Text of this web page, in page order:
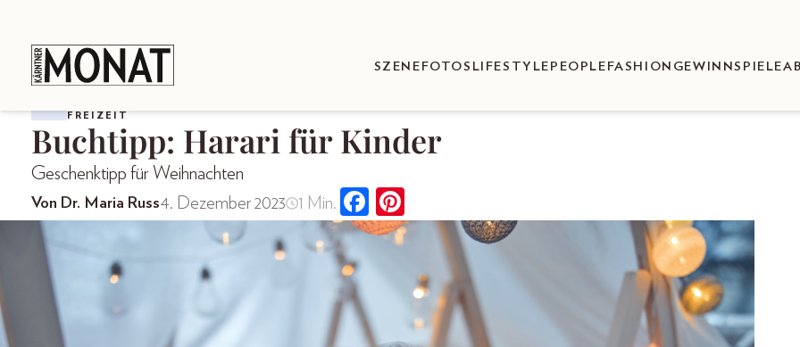
SZENEFOTOS LIFESTYLE PEOPLE FASHION GEWINNSPIELE
FREIZEIT
Buchtipp: Harari für Kinder
Geschenktipp für Weihnachten
Von Dr. Maria Russ4. Dezember 2023 1 Min.